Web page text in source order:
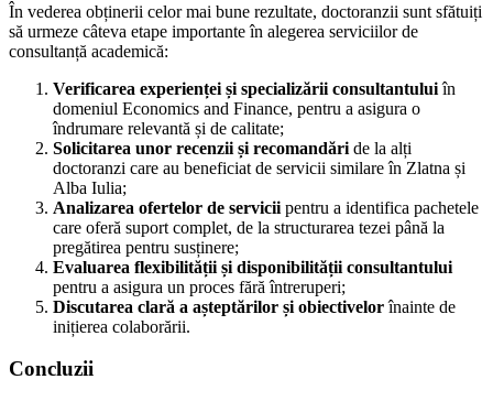
În vederea obținerii celor mai bune rezultate, doctoranzii sunt sfătuiți
să urmeze câteva etape importante în alegerea serviciilor de
consultanță academică:
Verificarea experienței și specializării consultantuluiîn
domeniul Economics and Finance, pentru a asigura o
îndrumare relevantă și de calitate;
Solicitarea unor recenzii și recomandări de la alți
doctoranzi care au beneficiat de servicii similare în Zlatna și
Alba Iulia;
Analizarea ofertelor de servicii pentru a identifica pachetele
care oferă suport complet, de la structurarea tezei până la
pregătirea pentru susținere;
Evaluarea flexibilității și disponibilității consultantului
pentru a asigura un proces fără întreruperi;
Discutarea clară a așteptărilor și obiectivelorînainte de
inițierea colaborării.
Concluzii